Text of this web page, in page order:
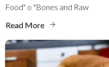
Food" o "Bones and Raw
Read More